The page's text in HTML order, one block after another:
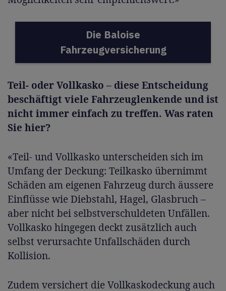
Die Baloise
Fahrzeugversicherung
Teil- oder Vollkasko – diese Entscheidung
beschäftigt viele Fahrzeuglenkende und ist
nicht immer einfach zu treffen. Was raten
Sie hier?
«Teil- und Vollkasko unterscheiden sich im
Umfang der Deckung: Teilkasko übernimmt
Schäden am eigenen Fahrzeug durch äussere
Einflüsse wie Diebstahl, Hagel, Glasbruch –
aber nicht bei selbstverschuldeten Unfällen.
Vollkasko hingegen deckt zusätzlich auch
selbst verursachte Unfallschäden durch
Kollision.
Zudem versichert die Vollkaskodeckung auch